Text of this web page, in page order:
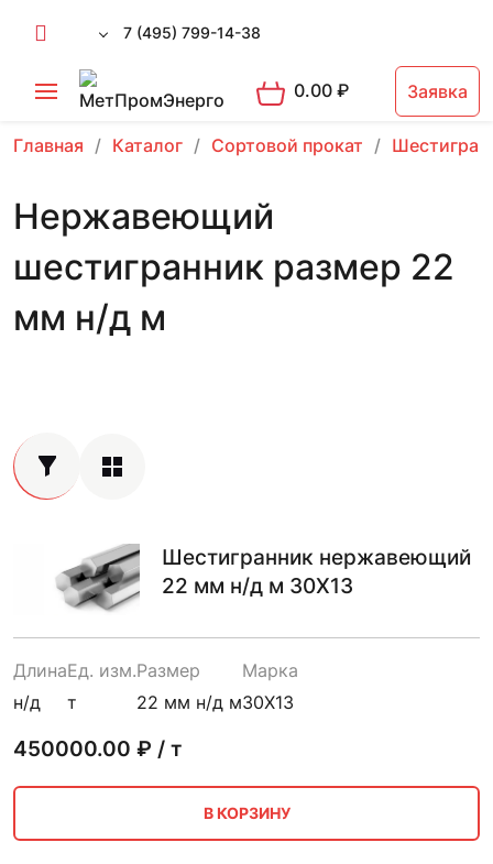
7 (495) 799-14-38
0.00₽ Заявка
Главная Каталог Сортовой прокат
Нержавеющий
шестигранник размер 22
мм н/д м
Шестигранник нержавеющий
22 мм н/д м 30Х13
Длина
н/д
Ед. изм.
т
Размер
22 мм н/д м
Марка
30Х13
450000.00 ₽ / т
В КОРЗИНУ